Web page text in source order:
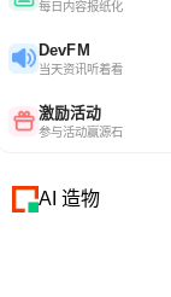
每日内容报纸化
DevFM
当天资讯听着看
激励活动
参与活动赢源石
AI 造物